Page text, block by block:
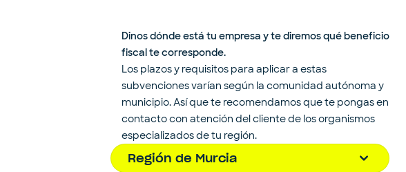
Dinos dónde está tu empresa y te diremos qué beneficio
fiscal te corresponde.
Los plazos y requisitos para aplicar a estas
subvenciones varían según la comunidad autónoma y
municipio. Así que te recomendamos que te pongas en
contacto con atención del cliente de los organismos
especializados de tu región.
Región de Murcia